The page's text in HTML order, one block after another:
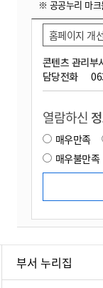
※ 공공누리 마크
콘텐츠 관리부
담당전화
홈페이지 개
열람하신
매우만족
매우불만족
부서 누리집